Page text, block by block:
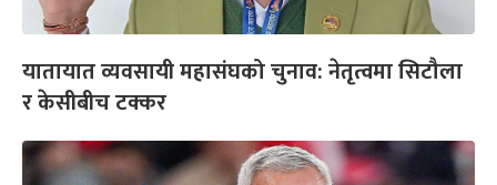
यातायात व्यवसायी महासंघको चुनाव: नेतृत्वमा सिटौला
र केसीबीच टक्कर